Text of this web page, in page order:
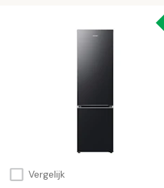
Vergelijk